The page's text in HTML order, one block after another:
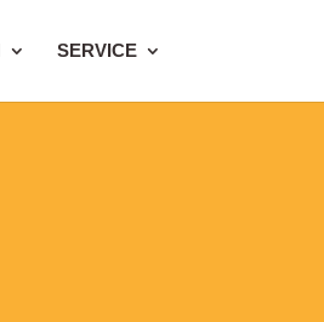
SERVICE